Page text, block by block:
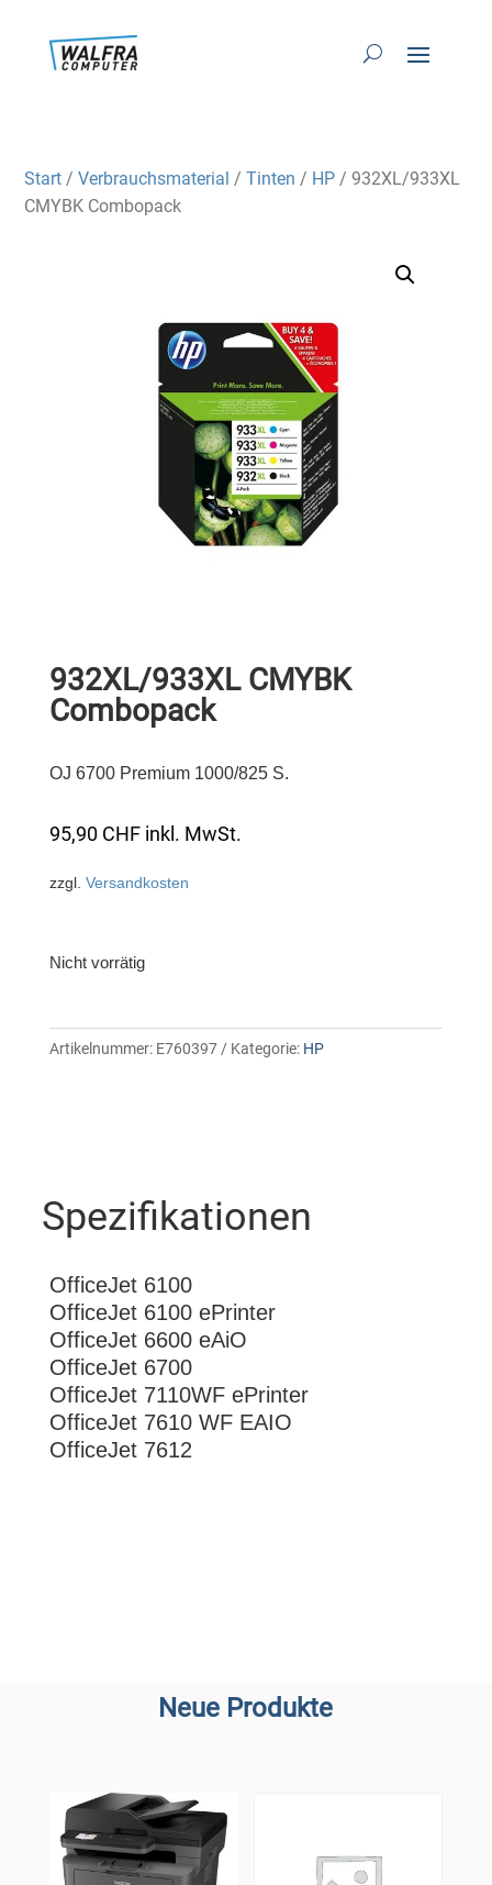
Start /Verbrauchsmaterial /Tinten / HP / 932XL/933XL
CMYBK Combopack
932XL/933XL CMYBK
Combopack
OJ 6700 Premium 1000/825 S.
95,90 CHF inkl. MwSt.
zzgl. Versandkosten
Nicht vorrätig
Artikelnummer: E760397 Kategorie: HP
Spezifikationen
OfficeJet 6100
OfficeJet 6100 ePrinter
OfficeJet 6600 eAiO
OfficeJet 6700
OfficeJet 7110WF ePrinter
OfficeJet 7610 WF EAIO
OfficeJet 7612
Neue Produkte